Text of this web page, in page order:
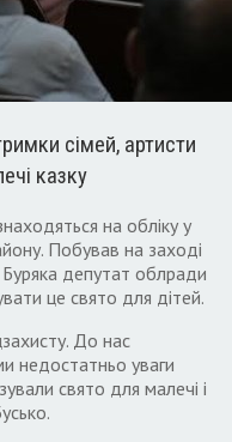
сімей, артисти
казку
на обліку у
Побував на заході
депутат облради
це свято для дітей.
До нас
недостатньо уваги
свято для малечі і